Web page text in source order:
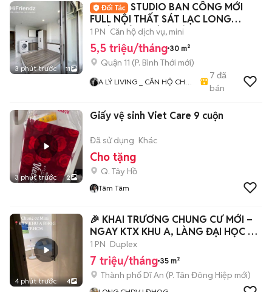
3 phút trước 11
STUDIO BAN CÔNG MỚI
FULL NỘI THẤT SÁT LẠC LONG
QUÂN KÊNH TÂN HÓA Q11Q
1 PN Căn hộ dịch vụ, mini
5,5 triệu/tháng 30 m²
Quận 11 (P. Bình Thới mới)
A LÝ LIVING _ CĂN HỘ CHO
CHUNG CƯ - NHÀ Ở
7 đã
bán
3 phút trước 2
Giấy vệ sinh Viet Care 9 cuộn
Đã sử dụng Khác
Cho tặng
Q. Tây Hồ
Tâm Tâm
4 phút trước 4
🎉 KHAI TRƯƠNG CHUNG CƯ MỚI –
NGAY KTX KHU A, LÀNG ĐẠI HỌC 🎉
📍 Tân Lập
1 PN Duplex
7 triệu/tháng 35 m²
Thành phố Dĩ An (P. Tân Đông Hiệp mới)